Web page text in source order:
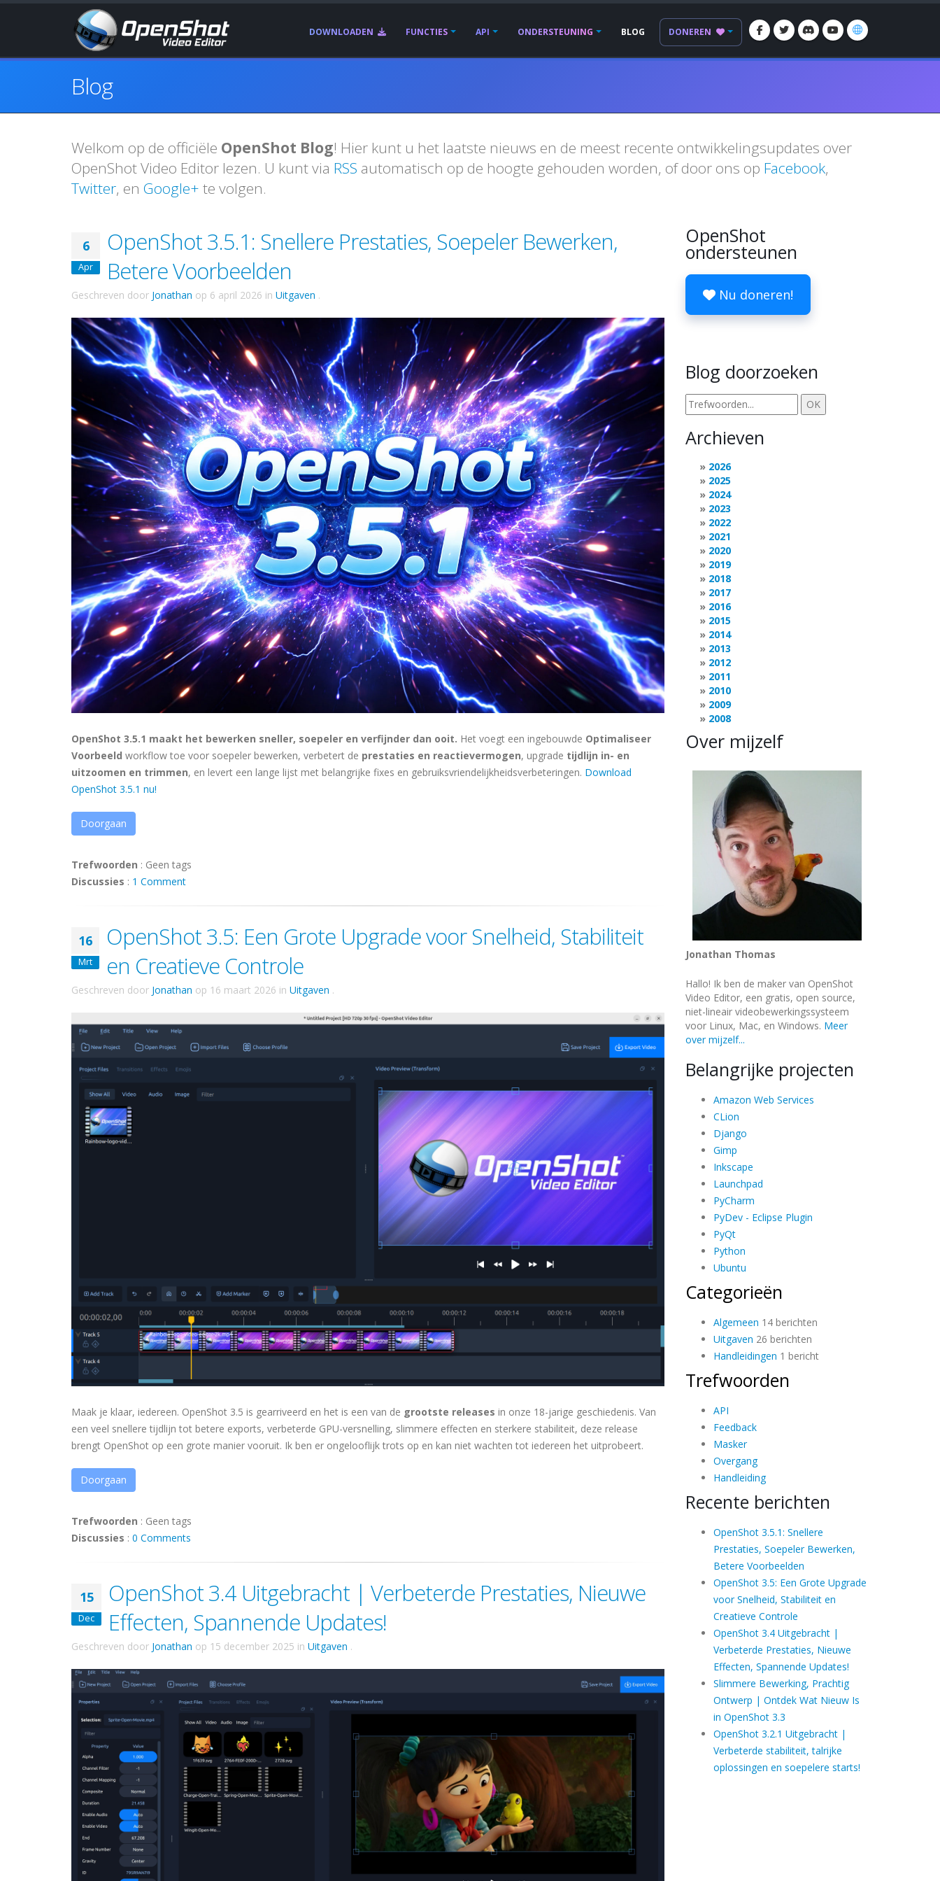
DOWNLOADEN FUNCTIES API ONDERSTEUNING BLOG DONEREN
Blog
Welkom op de officiële OpenShot Blog! Hier kunt u het laatste nieuws en de meest recente ontwikkelingsupdates over
OpenShot Video Editor lezen. U kunt via RSS automatisch op de hoogte gehouden worden, of door ons op Facebook,
Twitter, en Google+ te volgen.
6
Apr
OpenShot 3.5.1: Snellere Prestaties, Soepeler Bewerken,
Betere Voorbeelden
Geschreven door Jonathan op 6 april 2026 in Uitgaven .
OpenShot 3.5.1 maakt het bewerken sneller, soepeler en verfijnder dan ooit. Het voegt een ingebouwde Optimaliseer
Voorbeeld workflow toe voor soepeler bewerken, verbetert de prestaties en reactievermogen, upgrade tijdlijn in- en
uitzoomen en trimmen, en levert een lange lijst met belangrijke fixes en gebruiksvriendelijkheidsverbeteringen. Download
OpenShot 3.5.1 nu!
Doorgaan
Trefwoorden : Geen tags
Discussies : 1 Comment
16
Mrt
OpenShot 3.5: Een Grote Upgrade voor Snelheid, Stabiliteit
en Creatieve Controle
Geschreven door Jonathan op 16 maart 2026 in Uitgaven .
Maak je klaar, iedereen. OpenShot 3.5 is gearriveerd en het is een van de grootste releases in onze 18-jarige geschiedenis. Van
een veel snellere tijdlijn tot betere exports, verbeterde GPU-versnelling, slimmere effecten en sterkere stabiliteit, deze release
brengt OpenShot op een grote manier vooruit. Ik ben er ongelooflijk trots op en kan niet wachten tot iedereen het uitprobeert.
Doorgaan
Trefwoorden : Geen tags
Discussies : 0 Comments
15
Dec
OpenShot 3.4 Uitgebracht | Verbeterde Prestaties, Nieuwe
Effecten, Spannende Updates!
Geschreven door Jonathan op 15 december 2025 in Uitgaven .
OpenShot
ondersteunen
Nu doneren!
Blog doorzoeken
Archieven
2026
2025
2024
2023
2022
2021
2020
2019
2018
2017
2016
2015
2014
2013
2012
2011
2010
2009
2008
Over mijzelf
Jonathan Thomas
Hallo! Ik ben de maker van OpenShot
Video Editor, een gratis, open source,
niet-lineair videobewerkingssysteem
voor Linux, Mac, en Windows. Meer
over mijzelf...
Belangrijke projecten
Amazon Web Services
CLion
Django
Gimp
Inkscape
Launchpad
PyCharm
PyDev - Eclipse Plugin
PyQt
Python
Ubuntu
Categorieën
Algemeen 14 berichten
Uitgaven 26 berichten
Handleidingen 1 bericht
Trefwoorden
API
Feedback
Masker
Overgang
Handleiding
Recente berichten
OpenShot 3.5.1: Snellere
Prestaties, Soepeler Bewerken,
Betere Voorbeelden
OpenShot 3.5: Een Grote Upgrade
voor Snelheid, Stabiliteit en
Creatieve Controle
OpenShot 3.4 Uitgebracht |
Verbeterde Prestaties, Nieuwe
Effecten, Spannende Updates!
Slimmere Bewerking, Prachtig
Ontwerp | Ontdek Wat Nieuw Is
in OpenShot 3.3
OpenShot 3.2.1 Uitgebracht |
Verbeterde stabiliteit, talrijke
oplossingen en soepelere starts!